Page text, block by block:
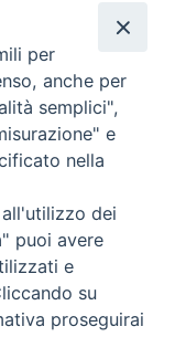
per
anche per
semplici",
e
nella
dei
puoi avere
e
su
proseguirai